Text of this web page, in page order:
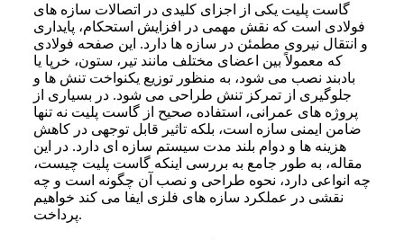
گاست پلیت یکی از اجزای کلیدی در اتصالات سازه‌ های
فولادی است که نقش مهمی در افزایش استحکام، پایداری
و انتقال نیروی مطمئن در سازه‌ ها دارد. این صفحه فولادی
که معمولاً بین اعضای مختلف مانند تیر، ستون، خرپا یا
بادبند نصب می‌ شود، به‌ منظور توزیع یکنواخت تنش‌ ها و
جلوگیری از تمرکز تنش طراحی می‌ شود. در بسیاری از
پروژه‌ های عمرانی، استفاده صحیح از گاست پلیت نه تنها
ضامن ایمنی سازه است، بلکه تاثیر قابل توجهی در کاهش
هزینه‌ ها و دوام بلند مدت سیستم سازه‌ ای دارد. در این
مقاله، به‌ طور جامع به بررسی اینکه گاست پلیت چیست،
چه انواعی دارد، نحوه طراحی و نصب آن چگونه است و چه
نقشی در عملکرد سازه‌ های فلزی ایفا می‌ کند خواهیم
پرداخت.